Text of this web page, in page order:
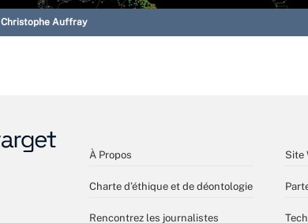
Christophe Auffray
À Propos
Charte d’éthique et de déontologie
Rencontrez les journalistes
Site